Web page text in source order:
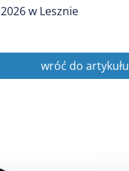
w Lesznie
wróć do artykułu